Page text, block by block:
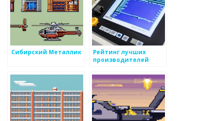
Сибирский Металлик
Рейтинг лучших
производителей